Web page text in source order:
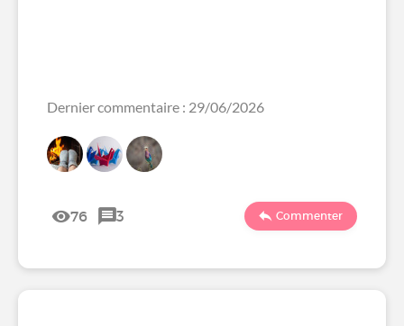
Dernier commentaire : 29/06/2026
76 3 Commenter